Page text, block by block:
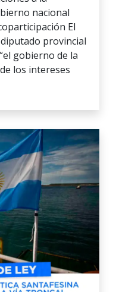
nacional
El
provincial
gobierno de la
los intereses